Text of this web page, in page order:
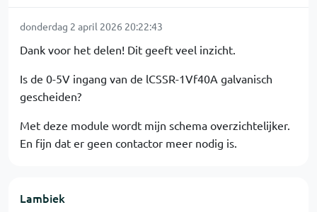
donderdag 2 april 2026 20:22:43
Dank voor het delen! Dit geeft veel inzicht.
Is de 0-5V ingang van de lCSSR-1Vf40A galvanisch
gescheiden?
Met deze module wordt mijn schema overzichtelijker.
En fijn dat er geen contactor meer nodig is.
Lambiek